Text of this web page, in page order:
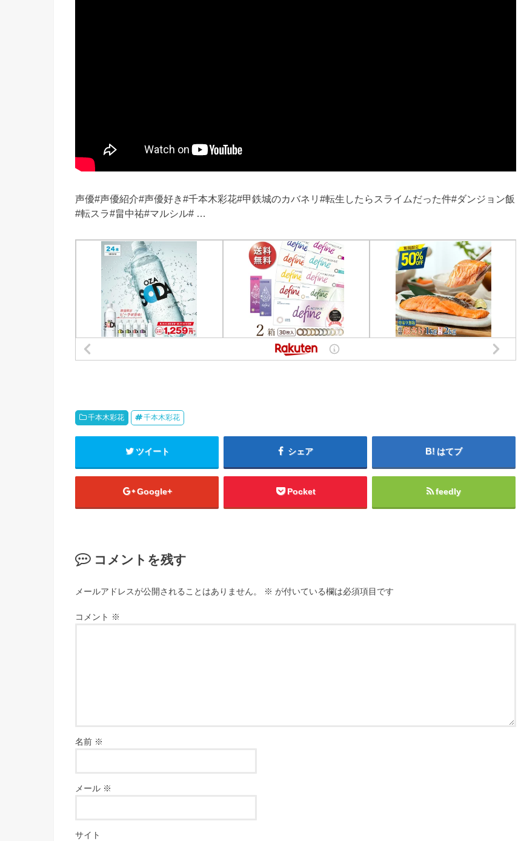
声優#声優紹介#声優好き#千本木彩花#甲鉄城のカバネリ#転生したらスライムだった件#ダンジョン飯
#転スラ#畠中祐#マルシル# …
千本木彩花 千本木彩花
ツイート シェア はてブ
Google+ Pocket feedly
コメントを残す
メールアドレスが公開されることはありません。 ※ が付いている欄は必須項目です
コメント ※
名前 ※
メール ※
サイト